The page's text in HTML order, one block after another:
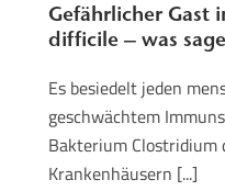
Gefährlicher Gast
difficile – was
Es besiedelt jeden
geschwächtem
Bakterium Clostridium
Krankenhäusern [...]